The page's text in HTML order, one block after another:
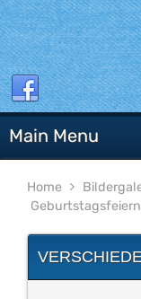
Main Menu
Home
Geburtstagsfeiern